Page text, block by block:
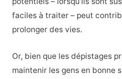
faciles à traiter – peut
prolonger des vies.
Or, bien que les dépistages
maintenir les gens en bonne